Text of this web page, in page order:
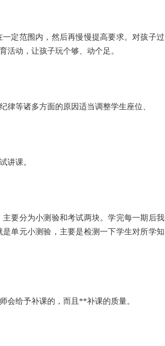
定范围内，然后再慢慢提高要求。对孩子过
活动，让孩子玩个够、动个足。
律等诸多方面的原因适当调整学生座位、
讲课。
要分为小测验和考试两块。学完每一期后我
单元小测验，主要是检测一下学生对所学知
会给予补课的，而且**补课的质量。